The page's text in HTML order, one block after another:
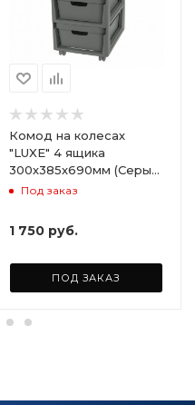
Комод на колесах
"LUXE" 4 ящика
300х385х690мм (Серый)
ARD258086
Под заказ
1 750 руб.
ПОД ЗАКАЗ